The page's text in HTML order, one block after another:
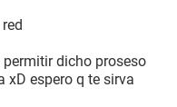
dicho proseso
xD espero q te sirva